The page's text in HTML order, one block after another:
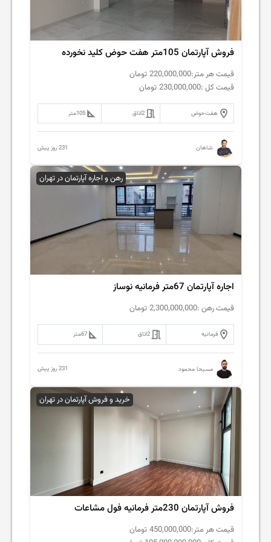
فروش آپارتمان 105متر هفت حوض کلید نخورده
قیمت هر متر:220,000,000 تومان
قیمت کل :230,000,000 تومان
هفت‌حوض 2اتاق 105متر
شاهان 231 روز پیش
رهن و اجاره آپارتمان در تهران
اجاره آپارتمان 67متر فرمانیه نوساز
قیمت رهن :2,300,000,000 تومان
فرمانیه 2اتاق 67متر
مسیحا محمود 231 روز پیش
خرید و فروش آپارتمان در تهران
فروش آپارتمان 230متر فرمانیه فول مشاعات
قیمت هر متر:450,000,000 تومان